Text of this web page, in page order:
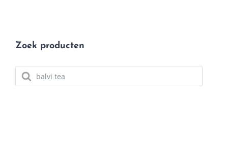
Zoek producten
Producten
zoeken